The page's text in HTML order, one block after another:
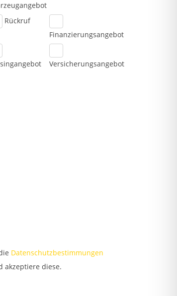
Rückruf
Finanzierungsangebot
Versicherungsangebot
Datenschutzbestimmungen
akzeptiere diese.